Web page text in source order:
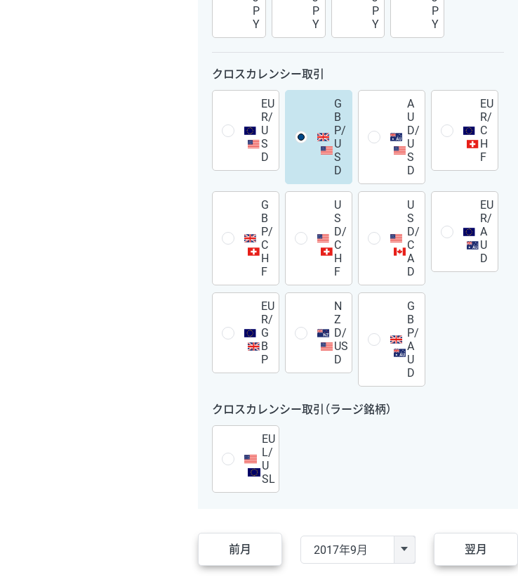
P
Y
P
Y
P
Y
P
Y
クロスカレンシー取引
EU
R/
U
S
D
G
B
P/
U
S
D
A
U
D/
U
S
D
EU
R/
C
H
F
G
B
P/
C
H
F
U
S
D/
C
H
F
U
S
D/
C
A
D
EU
R/
A
U
D
EU
R/
G
B
P
N
Z
D/
US
D
G
B
P/
A
U
D
クロスカレンシー取引（ラージ銘柄）
EU
L/
U
SL
前月 翌月